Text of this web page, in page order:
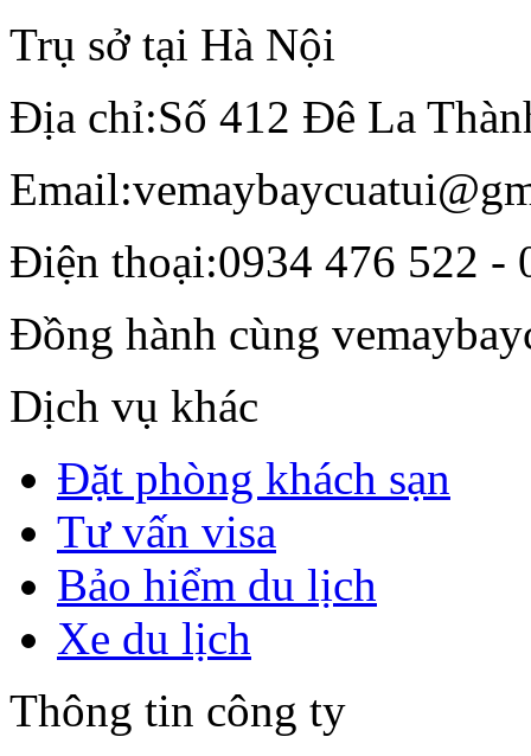
Trụ sở tại Hà Nội
Địa chỉ:Số 412 Đê La
Email:
Điện thoại:0934 476 522 -
Đồng hành cùng
Dịch vụ khác
Đặt phòng khách sạn
Tư vấn visa
Bảo hiểm du lịch
Xe du lịch
Thông tin công ty